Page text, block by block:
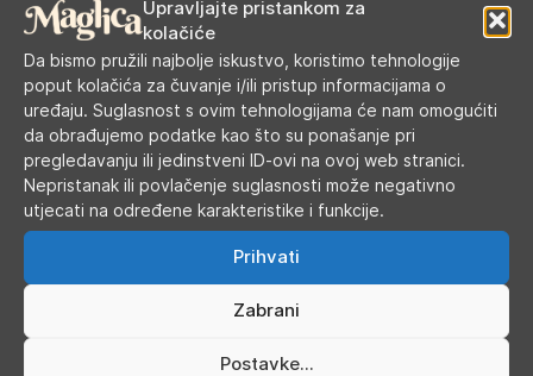
Upravljajte pristankom za
kolačiće
Da bismo pružili najbolje iskustvo, koristimo tehnologije
poput kolačića za čuvanje i/ili pristup informacijama o
uređaju. Suglasnost s ovim tehnologijama će nam omogućiti
da obrađujemo podatke kao što su ponašanje pri
pregledavanju ili jedinstveni ID-ovi na ovoj web stranici.
Nepristanak ili povlačenje suglasnosti može negativno
utjecati na određene karakteristike i funkcije.
Prihvati
Zabrani
Postavke...
Cijena u trgovini:28,80€
Kategorije:Atomizeri,Atomizeri sa samoizradom grijača
Oznake: Dead rabbit, Hellvape,RDA